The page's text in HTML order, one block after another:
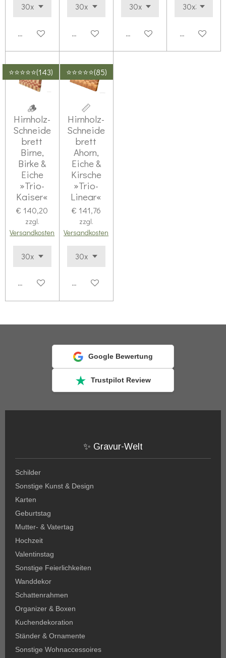
Details anzeigenDetails anzeigenDetails anzeigenDetails
⭐⭐⭐⭐⭐(143)
🪵
Hirnholz-
Schneide
brett
Birne,
Birke &
Eiche
»Trio-
Kaiser«
€ 140,20
zzgl.
Versandkosten
Details anzeigen
⭐⭐⭐⭐⭐(85)
📏
Hirnholz-
Schneide
brett
Ahorn,
Eiche &
Kirsche
»Trio-
Linear«
€ 141,76
zzgl.
Versandkosten
Details anzeigen
Google Bewertung
Trustpilot Review
✨ Gravur-Welt
Schilder
Sonstige Kunst & Design
Karten
Geburtstag
Mutter- & Vatertag
Hochzeit
Valentinstag
Sonstige Feierlichkeiten
Wanddekor
Schattenrahmen
Organizer & Boxen
Kuchendekoration
Ständer & Ornamente
Sonstige Wohnaccessoires